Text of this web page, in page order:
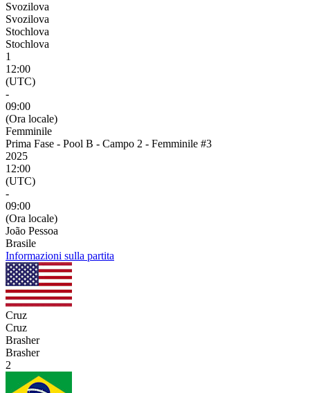
Svozilova
Svozilova
Stochlova
Stochlova
1
12:00
(UTC)
-
09:00
(Ora locale)
Femminile
Prima Fase - Pool B - Campo 2 - Femminile #3
2025
12:00
(UTC)
-
09:00
(Ora locale)
João Pessoa
Brasile
Informazioni sulla partita
Cruz
Cruz
Brasher
Brasher
2